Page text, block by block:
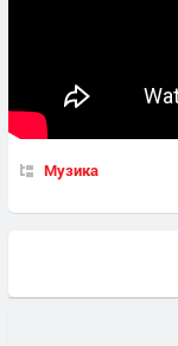
Музика